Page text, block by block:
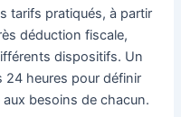
tarifs pratiqués, à partir
déduction fiscale,
dispositifs. Un
24 heures pour définir
aux besoins de chacun.